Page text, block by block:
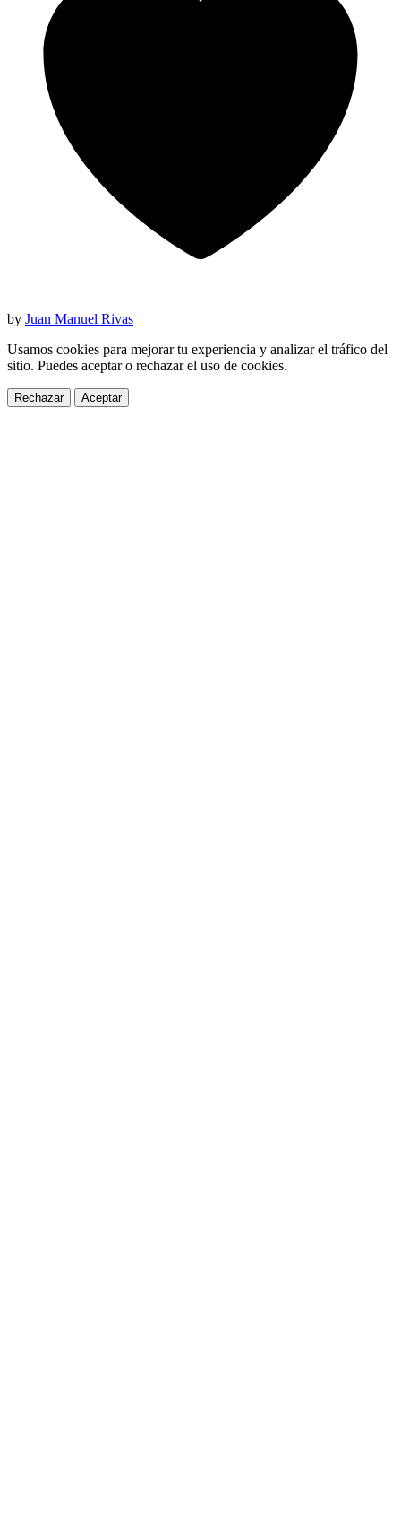
by Juan Manuel Rivas
Usamos cookies para mejorar tu experiencia y analizar el tráfico del
sitio. Puedes aceptar o rechazar el uso de cookies.
Rechazar Aceptar